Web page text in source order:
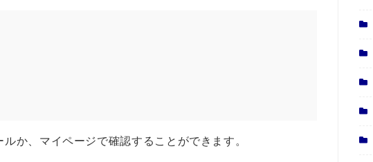
か、マイページで確認することができます。